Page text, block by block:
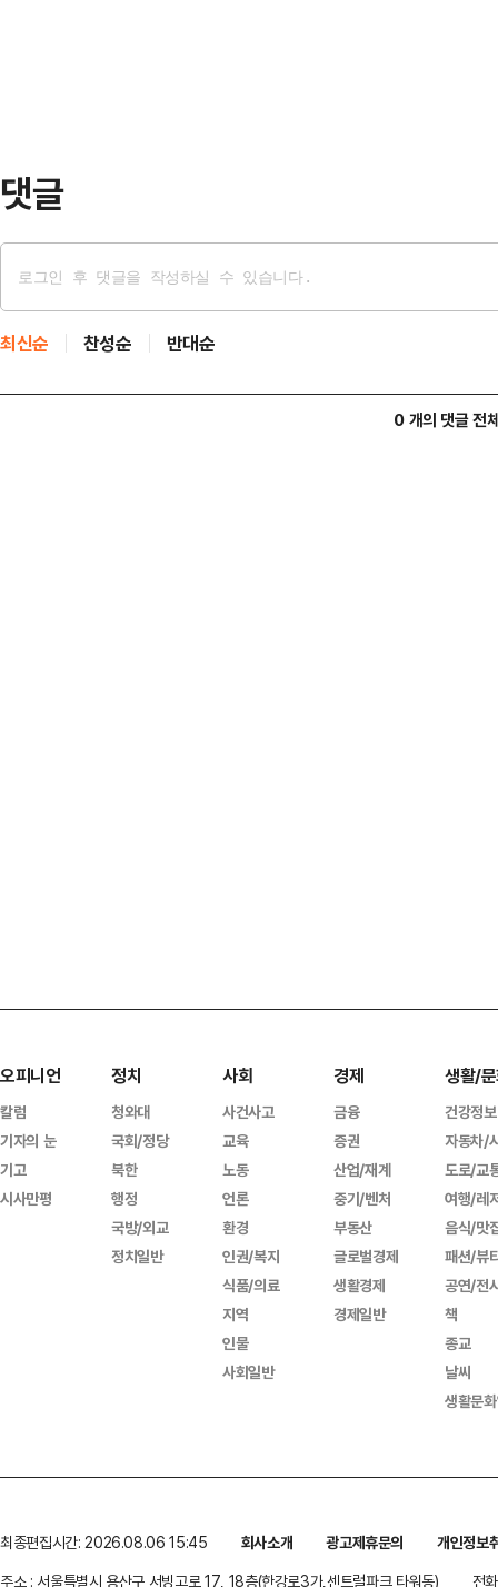
댓글
최신순 찬성순 반대순
0 개의 댓글 전
오피니언
칼럼
기자의 눈
기고
시사만평
정치
청와대
국회/정당
북한
행정
국방/외교
정치일반
사회
사건사고
교육
노동
언론
환경
인권/복지
식품/의료
지역
인물
사회일반
경제
금융
증권
산업/재계
중기/벤처
부동산
글로벌경제
생활경제
경제일반
생활/
건강정보
자동차/
도로/교
여행/레
음식/맛
패션/뷰
공연/전
책
종교
날씨
생활문
최종편집시간: 2026.08.06 15:45 회사소개 광고제휴문의
개인정보
주소 : 서울특별시 용산구 서빙고로 17, 18층(한강로3가,센트럴파크 타워동)
전